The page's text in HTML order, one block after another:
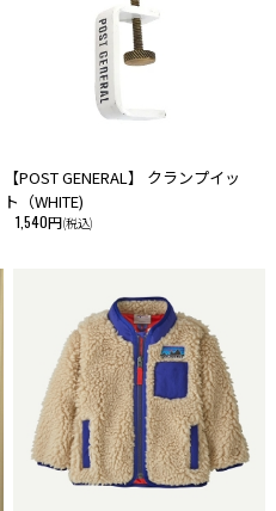
【POST GENERAL】 クランプイッ
ト（WHITE)
1,540円(税込)